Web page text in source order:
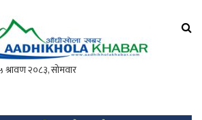
पत्रिका